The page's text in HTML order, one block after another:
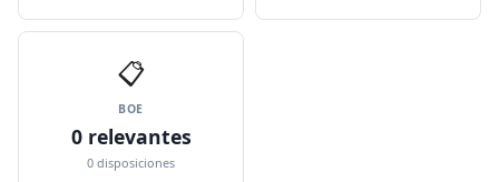
📋
BOE
0 relevantes
0 disposiciones